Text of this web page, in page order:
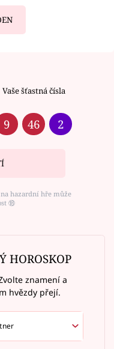
Vaše šťastná čísla
9 46 2
hazardní hře může
⑱
HOROSKOP
znamení a
hvězdy přejí.